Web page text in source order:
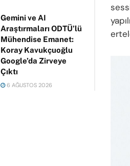
Gemini ve AI
Araştırmaları ODTÜ’lü
Mühendise Emanet:
Koray Kavukçuoğlu
Google’da Zirveye
Çıktı
6 AĞUSTOS 2026